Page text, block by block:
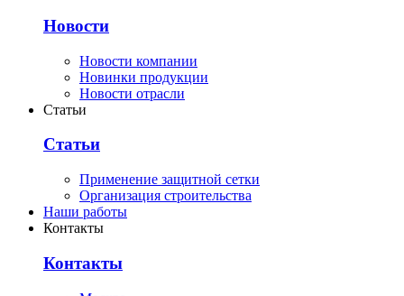
Новости
Новости компании
Новинки продукции
Новости отрасли
Статьи
Статьи
Применение защитной сетки
Организация строительства
Наши работы
Контакты
Контакты